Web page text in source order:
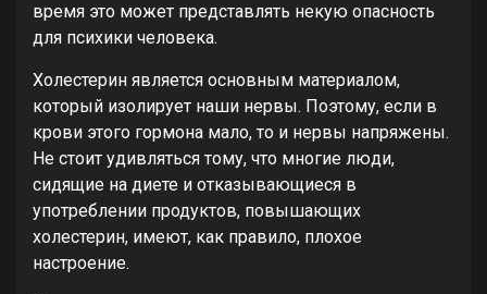
время это может представлять некую опасность
для психики человека.
Холестерин является основным материалом,
который изолирует наши нервы. Поэтому, если в
крови этого гормона мало, то и нервы напряжены.
Не стоит удивляться тому, что многие люди,
сидящие на диете и отказывающиеся в
употреблении продуктов, повышающих
холестерин, имеют, как правило, плохое
настроение.